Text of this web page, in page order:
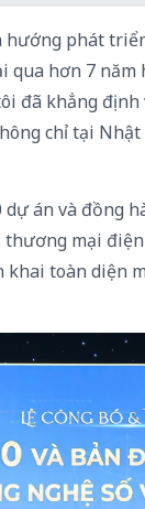
phát
qua hơn 7
đã khẳng
chỉ tại
án và đồng
mại
toàn diện